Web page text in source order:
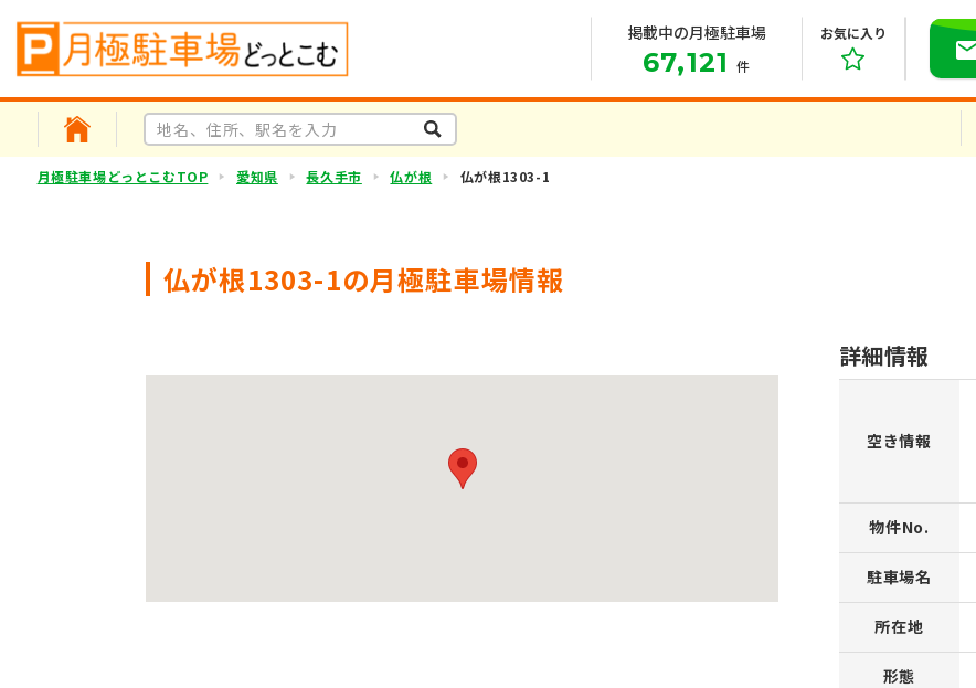
掲載中の月極駐車場
67,121 件
お気に入り
月極駐車場どっとこむTOP 愛知県 長久手市 仏が根 仏が根1303-1
仏が根1303-1の月極駐車場情報
詳細情報
空き情報
物件No.
駐車場名
所在地
形態